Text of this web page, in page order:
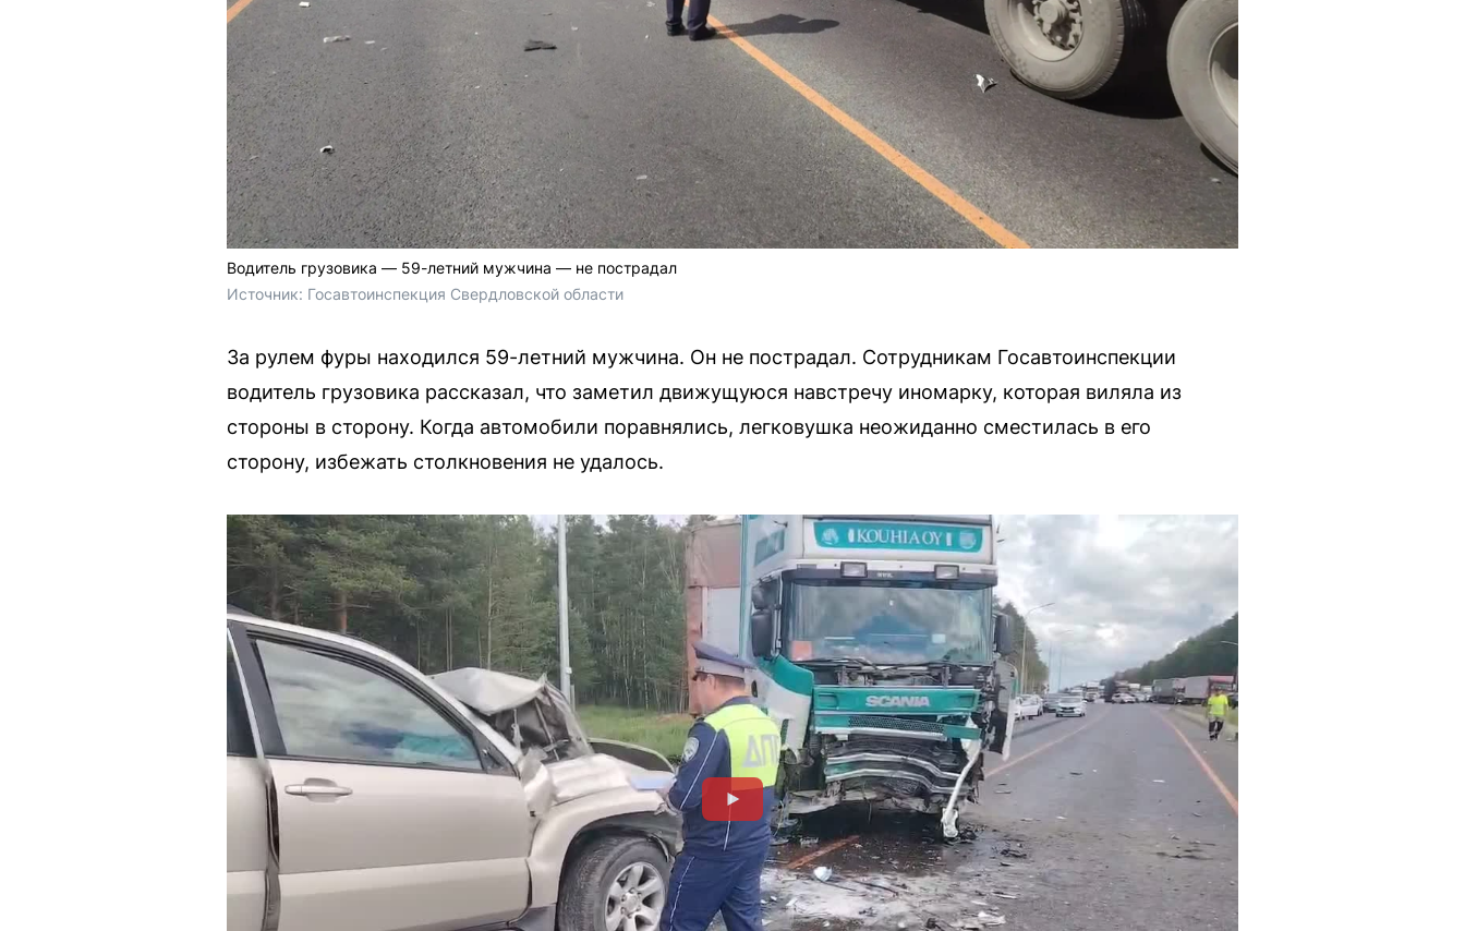
Водитель грузовика — 59-летний мужчина — не пострадал
Источник: Госавтоинспекция Свердловской области
За рулем фуры находился 59-летний мужчина. Он не пострадал. Сотрудникам Госавтоинспекции
водитель грузовика рассказал, что заметил движущуюся навстречу иномарку, которая виляла из
стороны в сторону. Когда автомобили поравнялись, легковушка неожиданно сместилась в его
сторону, избежать столкновения не удалось.